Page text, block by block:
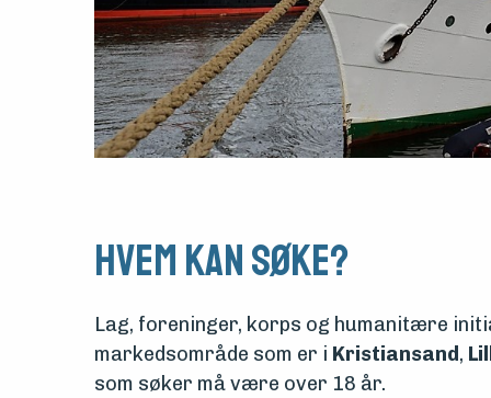
foreningen
Aktuelt
Hvem kan søke?
Lag, foreninger, korps og humanitære
markedsområde som er i Kristiansand,
som søker må være over 18 år.